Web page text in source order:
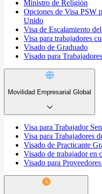
Ministro de Religión
Opciones de Visa PSW
Unido
Visa de Escalamiento
Visa para trabajadores
Visado de Graduado
Visado para
Movilidad Empresarial Global
Visa para Trabajador
Visa para Trabajadores
Visado de Practicante
Visado de trabajador en
Visado para